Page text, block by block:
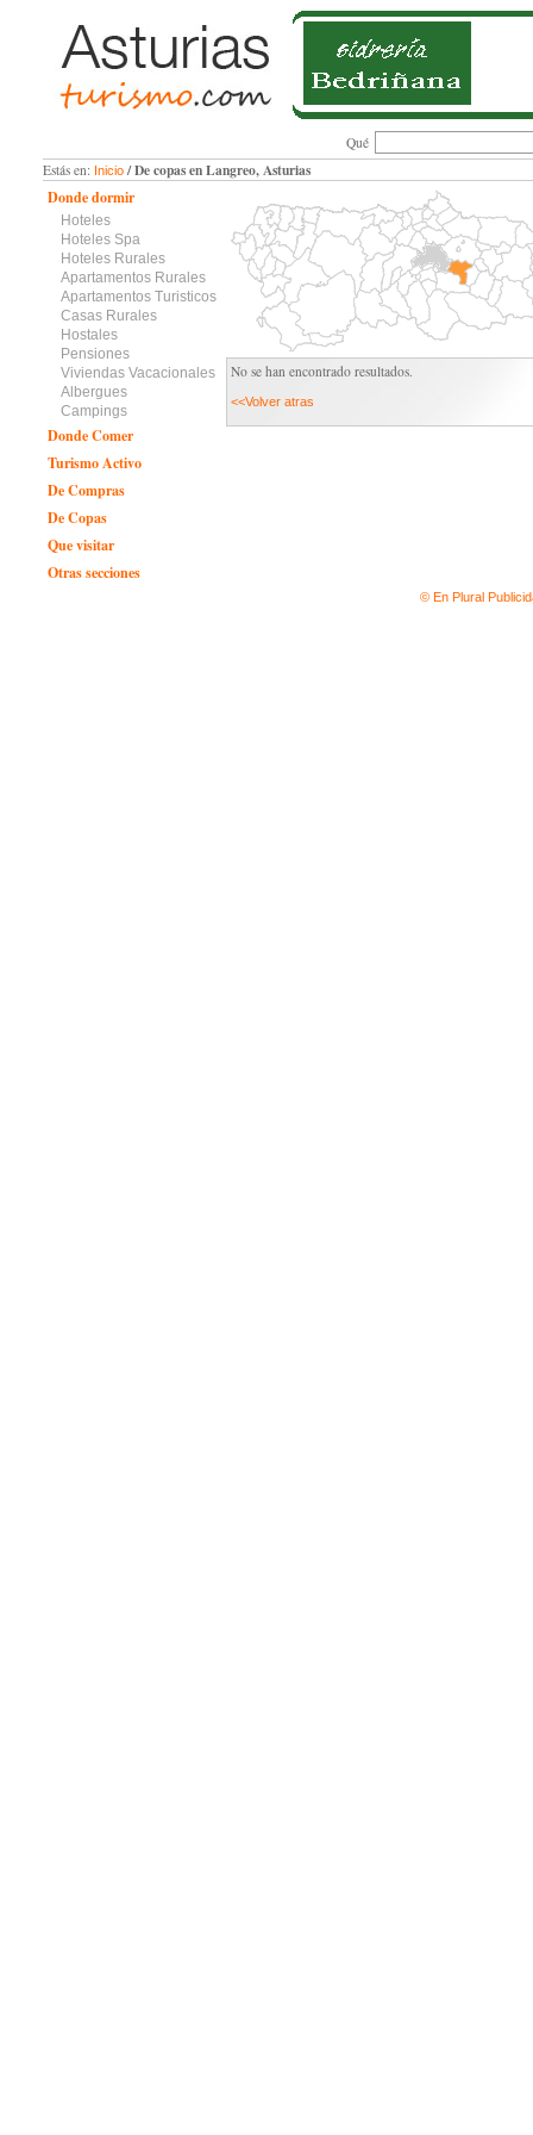
Qué
Estás en: Inicio/ De copas en Langreo, Asturias
Donde dormir
Hoteles
Hoteles Spa
Hoteles Rurales
Apartamentos Rurales
Apartamentos Turisticos
Casas Rurales
Hostales
Pensiones
Viviendas Vacacionales
Albergues
Campings
Donde Comer
Turismo Activo
De Compras
De Copas
Que visitar
Otras secciones
No se han encontrado resultados.
<<Volver atras
© En Plural